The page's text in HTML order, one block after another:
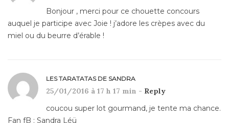
Bonjour , merci pour ce chouette concours
auquel je participe avec Joie ! j’adore les crèpes avec du
miel ou du beurre d’érable !
LES TARATATAS DE SANDRA
25/01/2016 à 17 h 17 min - Reply
coucou super lot gourmand, je tente ma chance.
Fan fB : Sandra Léü